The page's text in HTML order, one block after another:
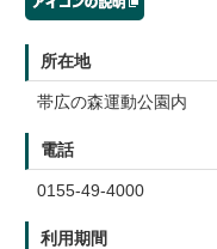
所在地
帯広の森運動公園内
電話
0155-49-4000
利用期間